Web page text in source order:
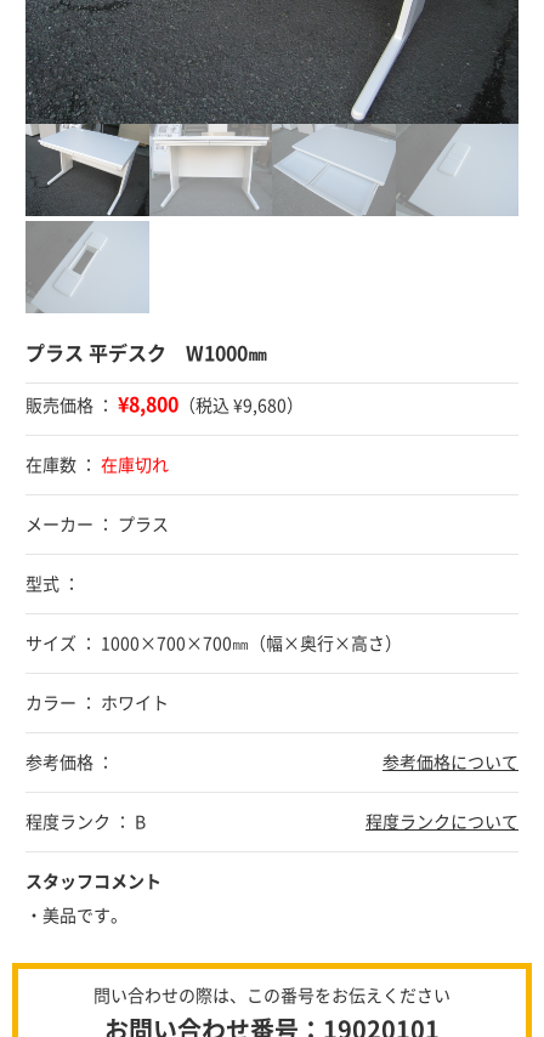
プラス 平デスク W1000㎜
販売価格 ： ¥8,800 （税込 ¥9,680）
在庫数 ： 在庫切れ
メーカー ： プラス
型式 ：
サイズ ： 1000×700×700㎜（幅×奥行×高さ）
カラー ： ホワイト
参考価格 ： 参考価格について
程度ランク ： B 程度ランクについて
スタッフコメント
・美品です。
問い合わせの際は、この番号をお伝えください
お問い合わせ番号：19020101